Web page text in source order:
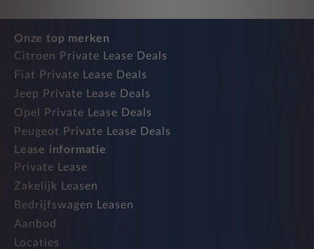
Onze top merken
Citroen Private Lease Deals
Fiat Private Lease Deals
Jeep Private Lease Deals
Opel Private Lease Deals
Peugeot Private Lease Deals
Lease informatie
Private Lease
Zakelijk Leasen
Bedrijfswagen Leasen
Aanbod
Locaties